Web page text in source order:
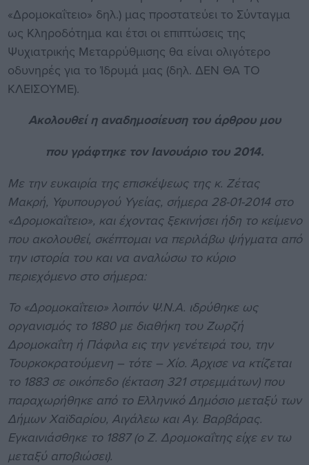
«Δρομοκαΐτειο» δηλ.) μας προστατεύει το Σύνταγμα
ως Κληροδότημα και έτσι οι επιπτώσεις της
Ψυχιατρικής Μεταρρύθμισης θα είναι ολιγότερο
οδυνηρές για το Ίδρυμά μας (δηλ. ΔΕΝ ΘΑ ΤΟ
ΚΛΕΙΣΟΥΜΕ).
Ακολουθεί η αναδημοσίευση του άρθρου μου
που γράφτηκε τον Ιανουάριο του 2014.
Με την ευκαιρία της επισκέψεως της κ. Ζέτας
Μακρή, Υφυπουργού Υγείας, σήμερα 28-01-2014 στο
«Δρομοκαΐτειο», και έχοντας ξεκινήσει ήδη το κείμενο
που ακολουθεί, σκέπτομαι να περιλάβω ψήγματα από
την ιστορία του και να αναλώσω το κύριο
περιεχόμενο στο σήμερα:
Το «Δρομοκαΐτειο» λοιπόν Ψ.Ν.Α. ιδρύθηκε ως
οργανισμός το 1880 με διαθήκη του Ζωρζή
Δρομοκαΐτη ή Πάφιλα εις την γενέτειρά του, την
Τουρκοκρατούμενη – τότε – Χίο. Άρχισε να κτίζεται
το 1883 σε οικόπεδο (έκταση 321 στρεμμάτων) που
παραχωρήθηκε από το Ελληνικό Δημόσιο μεταξύ των
Δήμων Χαϊδαρίου, Αιγάλεω και Αγ. Βαρβάρας.
Εγκαινιάσθηκε το 1887 (ο Ζ. Δρομοκαΐτης είχε εν τω
μεταξύ αποβιώσει).